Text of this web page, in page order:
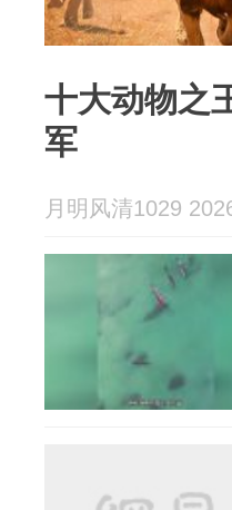
十大动物之
军
月明风清1029